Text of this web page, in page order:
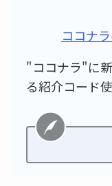
ココナ
"ココナラ"に
る紹介コード